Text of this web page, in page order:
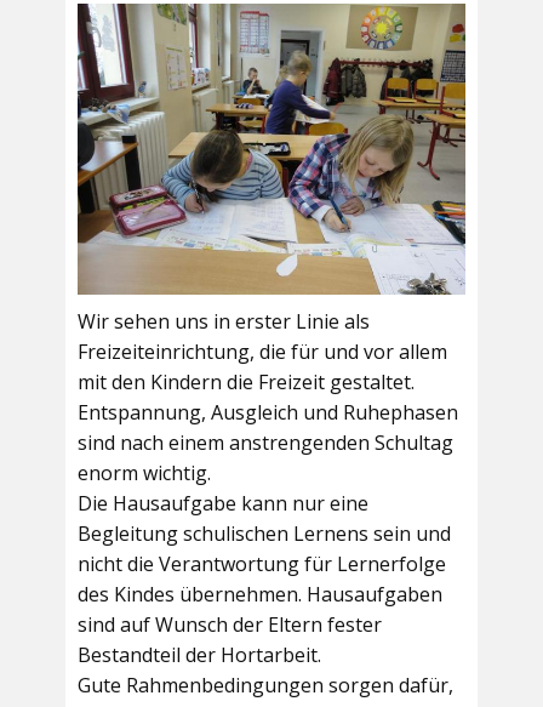
Wir sehen uns in erster Linie als
Freizeiteinrichtung, die für und vor allem
mit den Kindern die Freizeit gestaltet.
Entspannung, Ausgleich und Ruhephasen
sind nach einem anstrengenden Schultag
enorm wichtig.
Die Hausaufgabe kann nur eine
Begleitung schulischen Lernens sein und
nicht die Verantwortung für Lernerfolge
des Kindes übernehmen. Hausaufgaben
sind auf Wunsch der Eltern fester
Bestandteil der Hortarbeit.
Gute Rahmenbedingungen sorgen dafür,